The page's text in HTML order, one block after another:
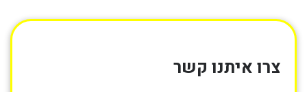
צרו איתנו קשר